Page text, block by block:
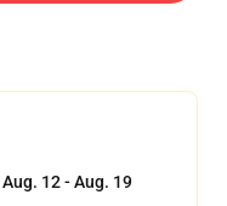
Aug. 12 - Aug. 19